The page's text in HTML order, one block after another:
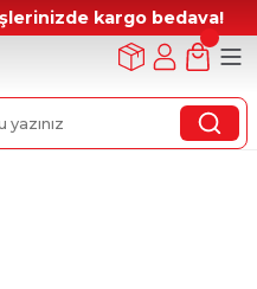
kargo bedava!